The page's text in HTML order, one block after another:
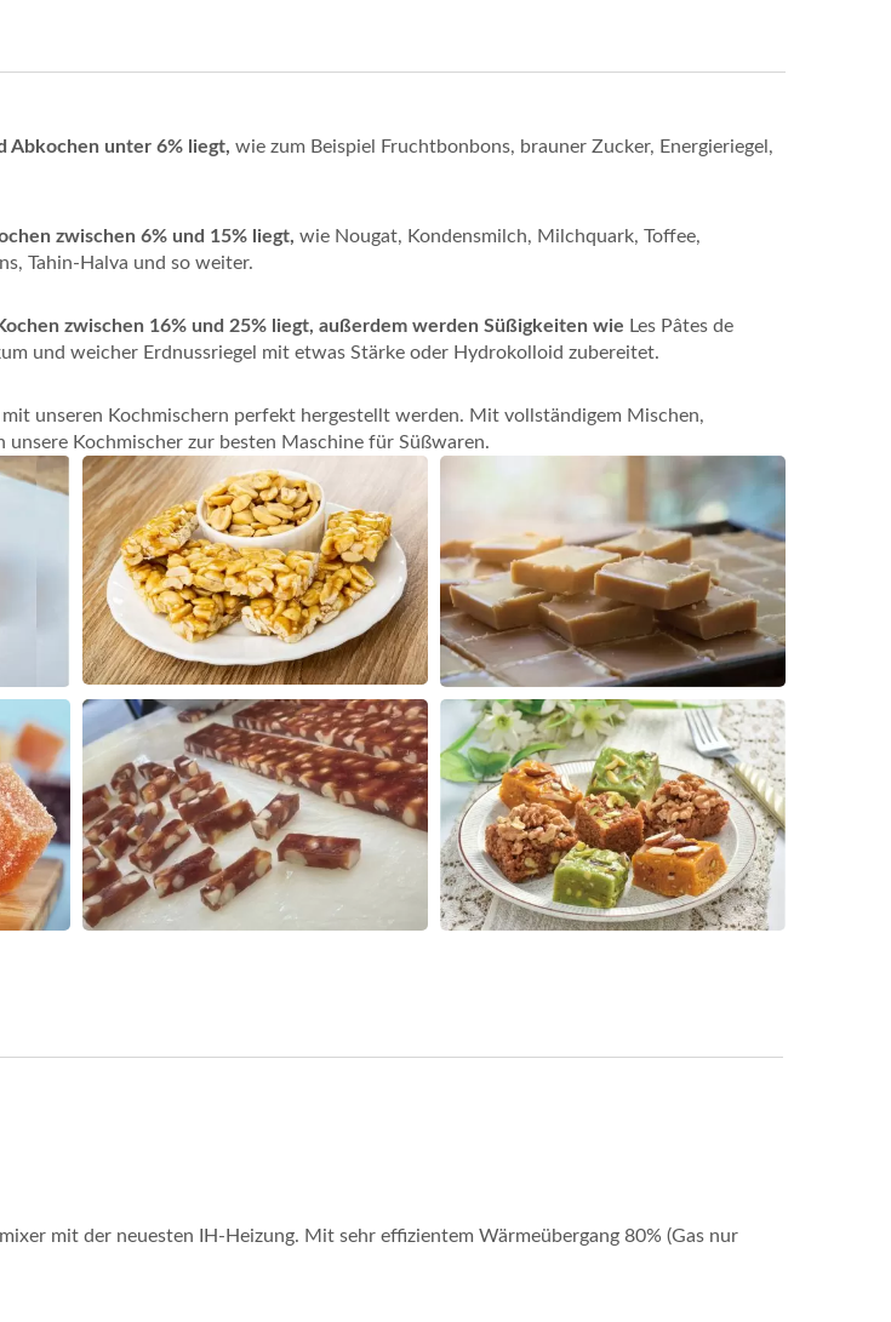
Abkochen unter 6% liegt, wie zum Beispiel Fruchtbonbons, brauner Zucker, Energieriegel,
zwischen 6% und 15% liegt, wie Nougat, Kondensmilch, Milchquark, Toffee,
Tahin-Halva und so weiter.
zwischen 16% und 25% liegt, außerdem werden Süßigkeiten wie Les Pâtes de
und weicher Erdnussriegel mit etwas Stärke oder Hydrokolloid zubereitet.
unseren Kochmischern perfekt hergestellt werden. Mit vollständigem Mischen,
Kochmischer zur besten Maschine für Süßwaren.
mit der neuesten IH-Heizung. Mit sehr effizientem Wärmeübergang 80% (Gas nur